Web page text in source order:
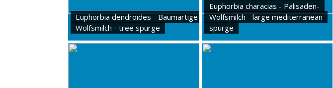
Euphorbia dendroides - Baumartige
Wolfsmilch - tree spurge
Euphorbia characias - Palisaden-
Wolfsmilch - large mediterranean
spurge